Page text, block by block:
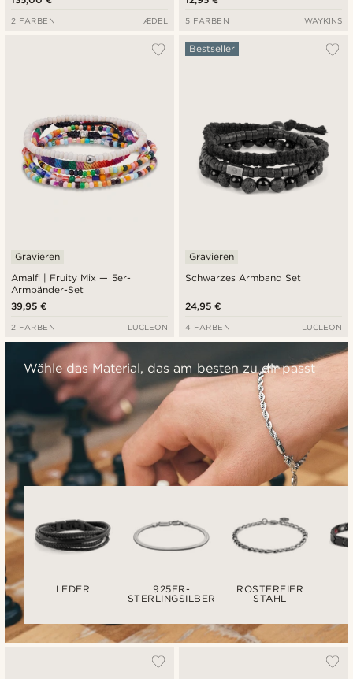
2 FARBEN ÆDEL 5 FARBEN WAYKINS
Amalfi | Fruity Mix — 5er-
Armbänder-Set
Gravieren
39,95 €
2 FARBEN LUCLEON
Schwarzes Armband Set
Bestseller
Gravieren
24,95 €
4 FARBEN LUCLEON
Wähle das Material, das am besten zu dir passt
LEDER
925ER-
STERLINGSILBER
ROSTFREIER
STAHL